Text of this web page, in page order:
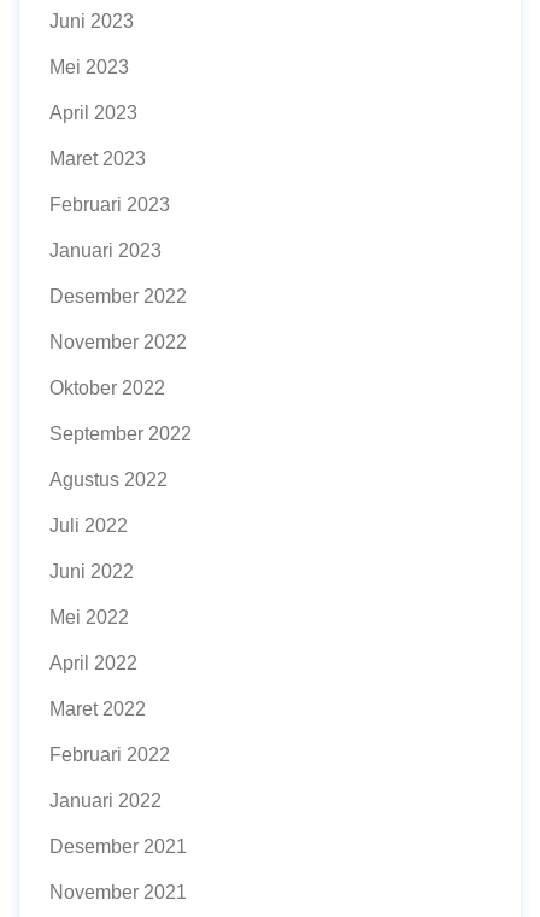
Juni 2023
Mei 2023
April 2023
Maret 2023
Februari 2023
Januari 2023
Desember 2022
November 2022
Oktober 2022
September 2022
Agustus 2022
Juli 2022
Juni 2022
Mei 2022
April 2022
Maret 2022
Februari 2022
Januari 2022
Desember 2021
November 2021